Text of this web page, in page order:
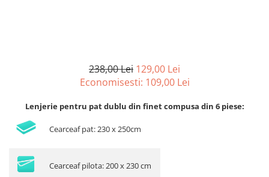
238,00 Lei 129,00 Lei
Economisesti: 109,00 Lei
Lenjerie pentru pat dublu din finet compusa din 6 piese:
Cearceaf pat: 230 x 250cm
Cearceaf pilota: 200 x 230 cm